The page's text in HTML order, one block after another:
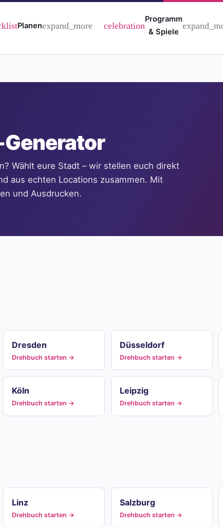
Planenexpand_more celebration
Programm
& Spiele
Wählt eure Stadt – wir stellen euch direkt
aus echten Locations zusammen. Mit
und Ausdrucken.
Dresden
Drehbuch starten →
Düsseldorf
Drehbuch starten →
Köln
Drehbuch starten →
Leipzig
Drehbuch starten →
Linz
Drehbuch starten →
Salzburg
Drehbuch starten →